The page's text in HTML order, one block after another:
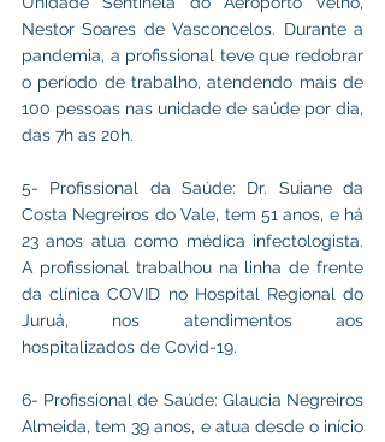
Nestor Soares de Vasconcelos. Durante a
pandemia, a profissional teve que redobrar
o período de trabalho, atendendo mais de
100 pessoas nas unidade de saúde por dia,
das 7h as 20h.
5- Profissional da Saúde: Dr. Suiane da
Costa Negreiros do Vale, tem 51 anos, e há
23 anos atua como médica infectologista.
A profissional trabalhou na linha de frente
da clínica COVID no Hospital Regional do
Juruá, nos atendimentos aos
hospitalizados de Covid-19.
6- Profissional de Saúde: Glaucia Negreiros
Almeida, tem 39 anos, e atua desde o início